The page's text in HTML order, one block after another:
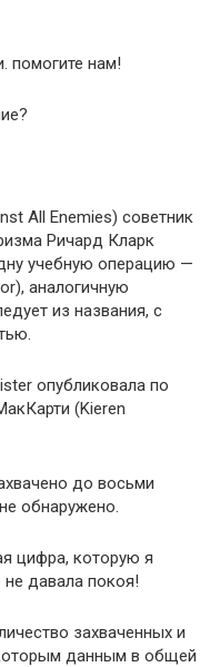
помогите нам!
All Enemies) советник
Ричард Кларк
учебную операцию —
аналогичную
из названия, с
опубликовала по
(Kieren
до восьми
обнаружено.
цифра, которую я
давала покоя!
захваченных и
данным в общей